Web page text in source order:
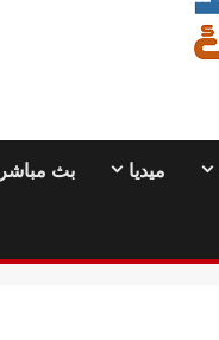
ميديا بث مباشر